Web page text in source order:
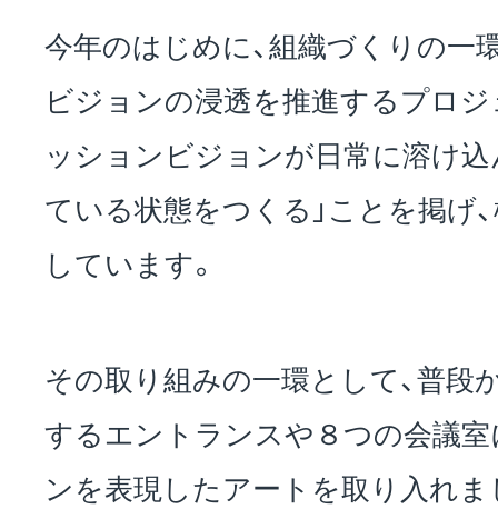
サステナビリティ
投資家情報
お問い合わせ
EVENT
アクセス
今年のはじめに、組織づくりの一
ビジョンの浸透を推進するプロジ
ッションビジョンが日常に溶け
ている状態をつくる」ことを掲げ
しています。
その取り組みの一環として、普段
するエントランスや８つの会議
ンを表現したアートを取り入れま